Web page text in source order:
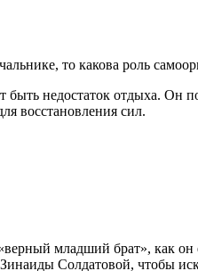
то какова роль
недостаток отдыха. Он
восстановления сил.
младший брат», как
Солдатовой, чтобы